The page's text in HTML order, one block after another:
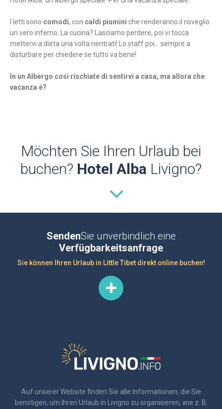
I letti sono comodi, con caldi piumini che renderanno il risveglio
un vero inferno. La cucina? Lasciamo perdere, poi vi tocca
mettervi a dieta una volta rientrati! Lo staff poi... sempre a
disturbare per chiedere se tutto va bene!
In un Albergo così rischiate di sentirvi a casa, ma allora che
vacanza è?
Möchten Sie Ihren Urlaub bei
buchen? Hotel Alba Livigno?
SendenSie unverbindlich eine
Verfügbarkeitsanfrage
Sie können Ihren Urlaub in Little Tibet direkt online buchen!
Auf unserer Website finden Sie alle Informationen, die Sie
benötigen, um Ihren Urlaub in Livigno zu organisieren, wie z. B.